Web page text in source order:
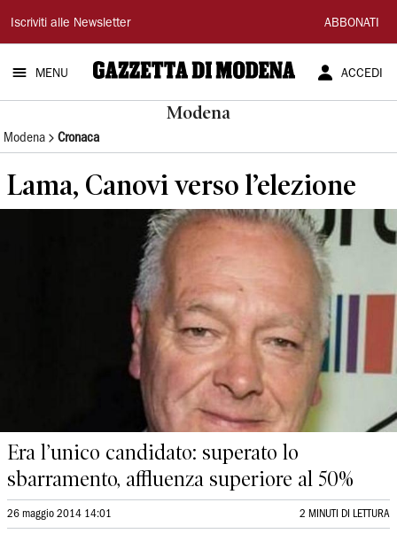
Gazzetta
di
Modena
Iscriviti alle Newsletter ABBONATI
MENU ACCEDI
Modena
Modena Cronaca
Lama, Canovi verso l’elezione
Era l’unico candidato: superato lo
sbarramento, affluenza superiore al 50%
26 maggio 2014 14:01 2 MINUTI DI LETTURA